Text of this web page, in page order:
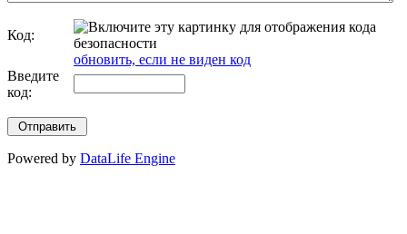
Код:
обновить, если не виден код
Введите
код:
Powered by DataLife Engine